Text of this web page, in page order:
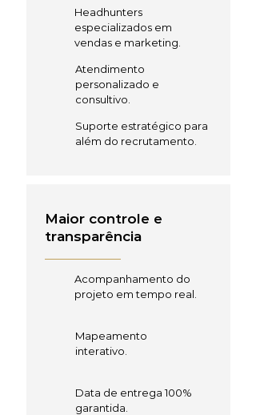
Headhunters
especializados em
vendas e marketing.
Atendimento
personalizado e
consultivo.
Suporte estratégico para
além do recrutamento.
Maior controle e
transparência
Acompanhamento do
projeto em tempo real.
Mapeamento
interativo.
Data de entrega 100%
garantida.